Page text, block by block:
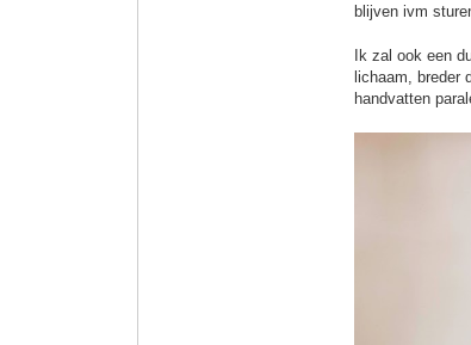
blijven ivm
Ik zal ook een
lichaam, breder
handvatten